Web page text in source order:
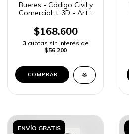
Bueres - Código Civil y
Comercial, t. 3D - Arts.
$168.600
3 cuotas sin interés de
$56.200
COMPRAR
ENVÍO GRATIS